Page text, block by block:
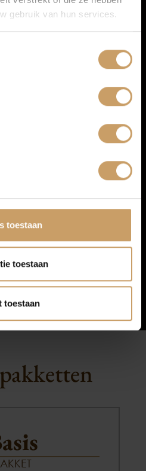
gebruik van hun services.
toestaan
toestaan
toestaan
Baaij